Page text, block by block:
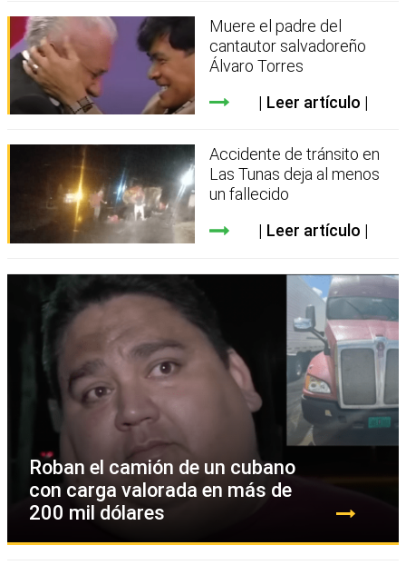
Muere el padre del
cantautor salvadoreño
Álvaro Torres
Leer artículo
Accidente de tránsito en
Las Tunas deja al menos
un fallecido
Leer artículo
Roban el camión de un cubano
con carga valorada en más de
200 mil dólares